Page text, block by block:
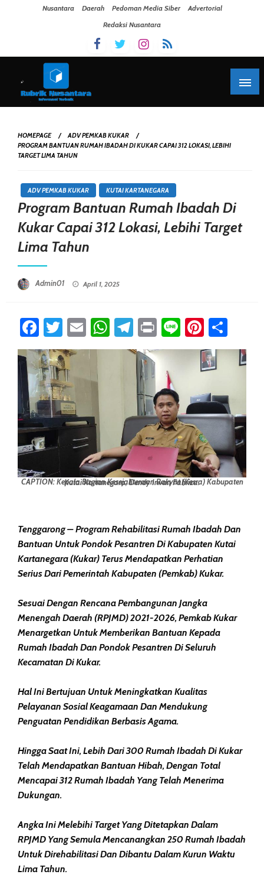
Nusantara Daerah Pedoman Media Siber
Advertorial
Redaksi Nusantara
HOMEPAGE
ADV PEMKAB KUKAR
PROGRAM BANTUAN RUMAH IBADAH DI KUKAR CAPAI 312 LOKASI, LEBIHI
TARGET LIMA TAHUN
ADV PEMKAB KUKAR KUTAI KARTANEGARA
Program Bantuan Rumah Ibadah Di
Kukar Capai 312 Lokasi, Lebihi Target
Lima Tahun
Admin01 April 1, 2025
Facebook
Twitter
EmailWhatsApp
Telegram
PrintLine
CAPTION: Kepala Bagian Kesejahteraan Rakyat (Kesra) Kabupaten Kutai Kartanegara, Dendy Irwan Fahriza.
Tenggarong – Program Rehabilitasi Rumah Ibadah Dan
Bantuan Untuk Pondok Pesantren Di Kabupaten Kutai
Kartanegara (Kukar) Terus Mendapatkan Perhatian
Serius Dari Pemerintah Kabupaten (Pemkab) Kukar.
Sesuai Dengan Rencana Pembangunan Jangka
Menengah Daerah (RPJMD) 2021-2026, Pemkab Kukar
Menargetkan Untuk Memberikan Bantuan Kepada
Rumah Ibadah Dan Pondok Pesantren Di Seluruh
Kecamatan Di Kukar.
Hal Ini Bertujuan Untuk Meningkatkan Kualitas
Pelayanan Sosial Keagamaan Dan Mendukung
Penguatan Pendidikan Berbasis Agama.
Hingga Saat Ini, Lebih Dari 300 Rumah Ibadah Di Kukar
Telah Mendapatkan Bantuan Hibah, Dengan Total
Mencapai 312 Rumah Ibadah Yang Telah Menerima
Dukungan.
Angka Ini Melebihi Target Yang Ditetapkan Dalam
RPJMD Yang Semula Mencanangkan 250 Rumah Ibadah
Untuk Direhabilitasi Dan Dibantu Dalam Kurun Waktu
Lima Tahun.